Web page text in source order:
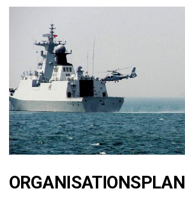
ORGANISATIONSPLAN